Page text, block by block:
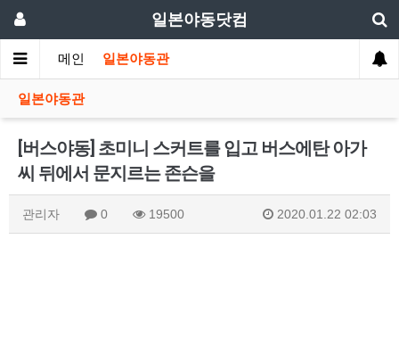
일본야동닷컴
메인 일본야동관
일본야동관
[버스야동] 초미니 스커트를 입고 버스에탄 아가
씨 뒤에서 문지르는 존슨을
관리자 0 19500 2020.01.22 02:03